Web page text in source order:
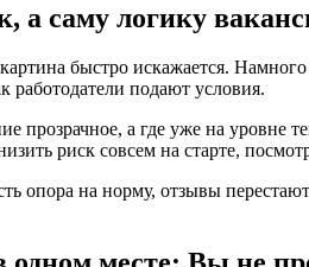
а саму логику
быстро искажается.
работодатели подают условия.
прозрачное, а где уже на уровне
риск совсем на старте,
опора на норму, отзывы